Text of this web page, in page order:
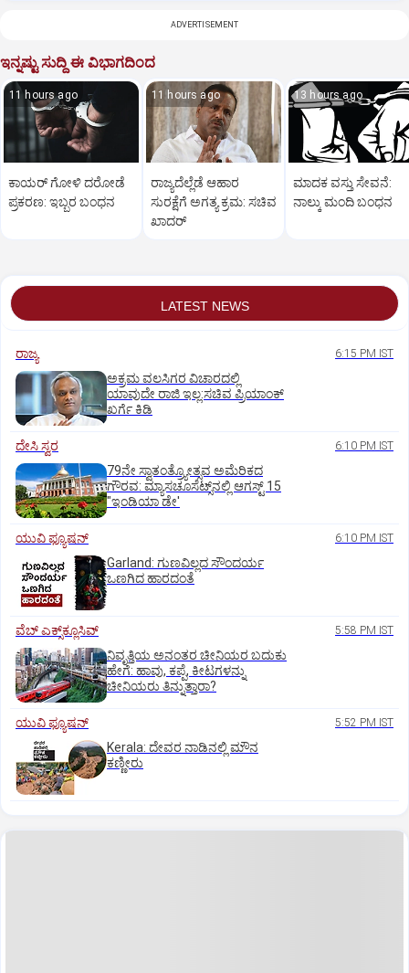
ADVERTISEMENT
ಇನ್ನಷ್ಟು ಸುದ್ದಿ ಈ ವಿಭಾಗದಿಂದ
11 hours ago
ಕಾಯರ್ ಗೋಳಿ ದರೋಡೆ
ಪ್ರಕರಣ: ಇಬ್ಬರ ಬಂಧನ
11 hours ago
ರಾಜ್ಯದೆಲ್ಲೆಡೆ ಆಹಾರ
ಸುರಕ್ಷೆಗೆ ಅಗತ್ಯ ಕ್ರಮ: ಸಚಿವ
ಖಾದರ್
13 hours ago
ಮಾದಕ ವಸ್ತು ಸೇವನೆ:
ನಾಲ್ಕು ಮಂದಿ ಬಂಧನ
LATEST NEWS
ರಾಜ್ಯ 6:15 PM IST
ಅಕ್ರಮ ವಲಸಿಗರ ವಿಚಾರದಲ್ಲಿ
ಯಾವುದೇ ರಾಜಿ ಇಲ್ಲ:ಸಚಿವ ಪ್ರಿಯಾಂಕ್
ಖರ್ಗೆ ಕಿಡಿ
ದೇಸಿ ಸ್ವರ 6:10 PM IST
79ನೇ ಸ್ವಾತಂತ್ರ್ಯೋತ್ಸವ ಅಮೆರಿಕದ
ಗೌರವ: ಮ್ಯಾಸಚೂಸೆಟ್ಸ್‌ನಲ್ಲಿ ಆಗಸ್ಟ್‌ 15
"ಇಂಡಿಯಾ ಡೇ'
ಯುವಿ ಫ್ಯೂಷನ್ 6:10 PM IST
Garland: ಗುಣವಿಲ್ಲದ ಸೌಂದರ್ಯ
ಒಣಗಿದ ಹಾರದಂತೆ
ವೆಬ್ ಎಕ್ಸ್‌ಕ್ಲೂಸಿವ್ 5:58 PM IST
ನಿವೃತ್ತಿಯ ಅನಂತರ ಚೀನಿಯರ ಬದುಕು
ಹೇಗೆ: ಹಾವು, ಕಪ್ಪೆ, ಕೀಟಗಳನ್ನು
ಚೀನಿಯರು ತಿನ್ನುತ್ತಾರಾ?
ಯುವಿ ಫ್ಯೂಷನ್ 5:52 PM IST
Kerala: ದೇವರ ನಾಡಿನಲ್ಲಿ ಮೌನ
ಕಣ್ಣೀರು